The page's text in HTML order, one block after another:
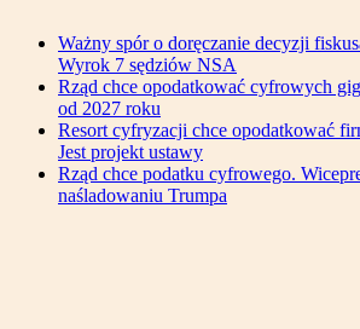
Ważny spór o doręczanie decyzji
Wyrok 7 sędziów NSA
Rząd chce opodatkować cyfrowych
od 2027 roku
Resort cyfryzacji chce opodatkować
Jest projekt ustawy
Rząd chce podatku cyfrowego.
naśladowaniu Trumpa